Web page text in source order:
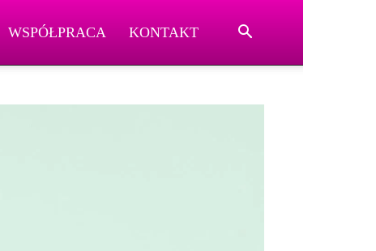
WSPÓŁPRACA KONTAKT